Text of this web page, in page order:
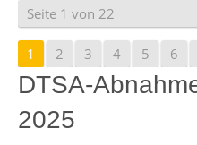
Seite 1 von 22
1 2 3 4 5 6
DTSA-
2025